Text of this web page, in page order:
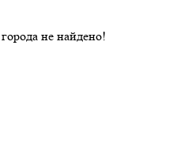
не найдено!